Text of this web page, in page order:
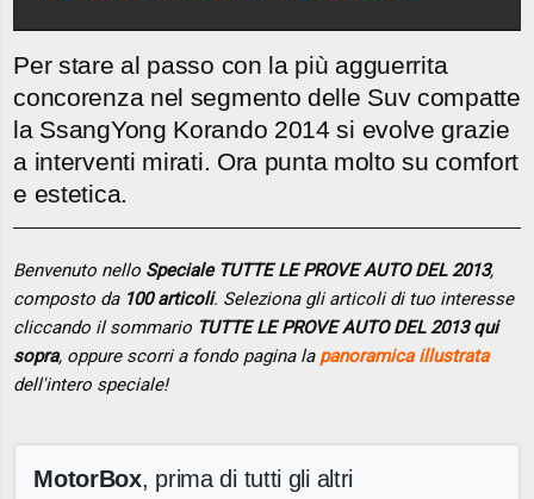
Per stare al passo con la più agguerrita
concorenza nel segmento delle Suv compatte
la SsangYong Korando 2014 si evolve grazie
a interventi mirati. Ora punta molto su comfort
e estetica.
Benvenuto nello Speciale TUTTE LE PROVE AUTO DEL 2013,
composto da 100 articoli. Seleziona gli articoli di tuo interesse
cliccando il sommario TUTTE LE PROVE AUTO DEL 2013 qui
sopra, oppure scorri a fondo pagina la panoramica illustrata
dell'intero speciale!
MotorBox, prima di tutti gli altri